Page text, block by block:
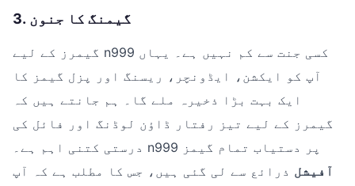
3. گیمنگ کا جنون
گیمرز کے لیے n999 کسی جنت سے کم نہیں ہے۔ یہاں
آپ کو ایکشن، ایڈونچر، ریسنگ اور پزل گیمز کا
ایک بہت بڑا ذخیرہ ملے گا۔ ہم جانتے ہیں کہ
گیمرز کے لیے تیز رفتار ڈاؤن لوڈنگ اور فائل کی
درستی کتنی اہم ہے۔ n999 پر دستیاب تمام گیمز
آفیشل ذرائع سے لی گئی ہیں، جس کا مطلب ہے کہ آپ